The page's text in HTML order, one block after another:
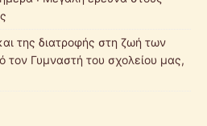
της διατροφής στη ζωή των
τον Γυμναστή του σχολείου μας,